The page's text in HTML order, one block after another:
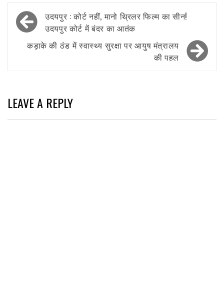
Post
navigation
उदयपुर : कोर्ट नहीं, मानो थ्रिलर फिल्म का सीन!
उदयपुर कोर्ट में बंदर का आतंक
कड़ाके की ठंड में स्वास्थ्य सुरक्षा पर आयुष मंत्रालय
की पहल
LEAVE A REPLY